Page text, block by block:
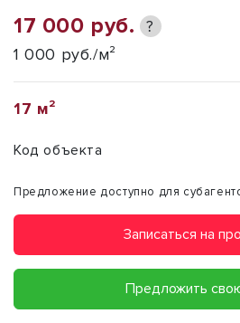
17 000 руб. ?
1 000 руб./м²
17 м²
Код объекта
Предложение доступно для
Записаться на
Предложить